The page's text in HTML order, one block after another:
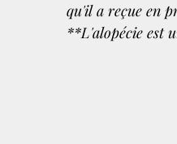
qu'il a reçue en
**L'alopécie est